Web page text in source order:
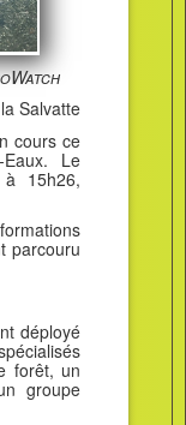
Salvatte
cours ce
Le
15h26,
parcouru
déployé
forêt, un
groupe